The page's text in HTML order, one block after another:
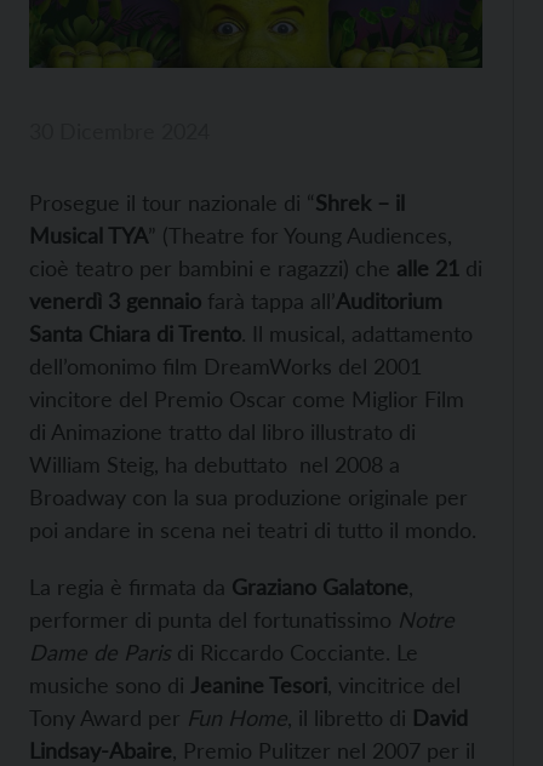
Prosegue il tour nazionale di “Shrek – il
Musical TYA” (Theatre for Young Audiences,
cioè teatro per bambini e ragazzi) che alle 21 di
venerdì 3 gennaio farà tappa all’Auditorium
Santa Chiara di Trento. Il musical, adattamento
dell’omonimo film DreamWorks del 2001
vincitore del Premio Oscar come Miglior Film
di Animazione tratto dal libro illustrato di
William Steig, ha debuttato nel 2008 a
Broadway con la sua produzione originale per
poi andare in scena nei teatri di tutto il mondo.
La regia è firmata da Graziano Galatone
performer di punta del fortunatissimo Notre
Dame de Paris di Riccardo Cocciante. Le
musiche sono di Jeanine Tesori , vincitrice del
Tony Award per Fun Home , il libretto di David
Lindsay-Abaire , Premio Pulitzer nel 2007 per il